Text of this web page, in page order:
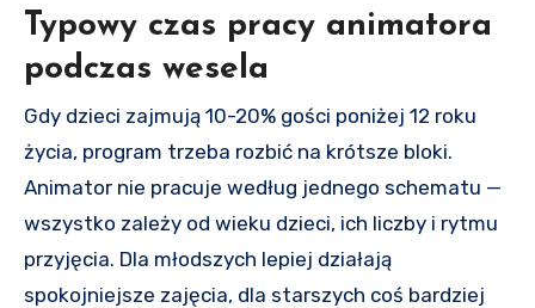
Typowy czas pracy animatora
podczas wesela
Gdy dzieci zajmują 10-20% gości poniżej 12 roku
życia, program trzeba rozbić na krótsze bloki.
Animator nie pracuje według jednego schematu —
wszystko zależy od wieku dzieci, ich liczby i rytmu
przyjęcia. Dla młodszych lepiej działają
spokojniejsze zajęcia, dla starszych coś bardziej